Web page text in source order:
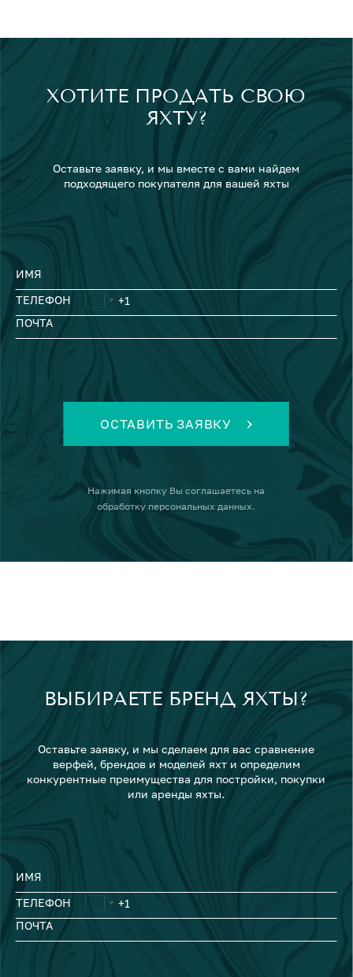
ХОТИТЕ ПРОДАТЬ СВОЮ
ЯХТУ?
Оставьте заявку, и мы вместе с вами найдем
подходящего покупателя для вашей яхты
ИМЯ
ТЕЛЕФОН
ПОЧТА
ОСТАВИТЬ ЗАЯВКУ
Нажимая кнопку Вы соглашаетесь на
обработку персональных данных.
ВЫБИРАЕТЕ БРЕНД ЯХТЫ?
Оставьте заявку, и мы сделаем для вас сравнение
верфей, брендов и моделей яхт и определим
конкурентные преимущества для постройки, покупки
или аренды яхты.
ИМЯ
ТЕЛЕФОН
ПОЧТА